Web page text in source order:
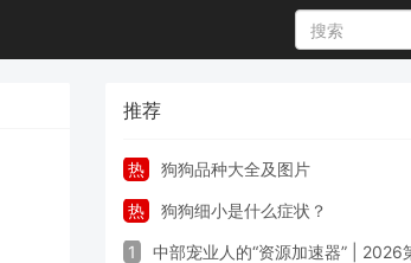
推荐
热 狗狗品种大全及图片
热 狗狗细小是什么症状？
1 中部宠业人的“资源加速器” |